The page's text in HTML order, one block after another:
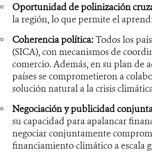
Oportunidad de polinización
la región, lo que permite el
Coherencia política:Todos los
(SICA), con mecanismos de
comercio. Además, en su plan de
países se comprometieron a
solución natural a la crisis
Negociación y publicidad
su capacidad para apalancar
negociar conjuntamente
financiamiento climático a escala